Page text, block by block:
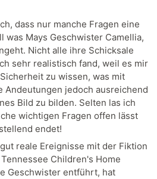
dass nur manche Fragen eine
Mays Geschwister Camellia,
Nicht alle ihre Schicksale
sehr realistisch fand, weil es mir
zu wissen, was mit
Andeutungen jedoch ausreichend
Bild zu bilden. Selten las ich
wichtigen Fragen offen lässt
endet!
reale Ereignisse mit der Fiktion
Children's Home
Geschwister entführt, hat